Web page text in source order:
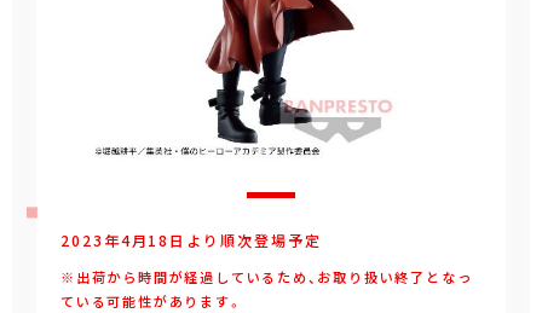
2023年4月18日より順次登場予定
※出荷から時間が経過しているため、お取り扱い終了となっ
ている可能性があります。